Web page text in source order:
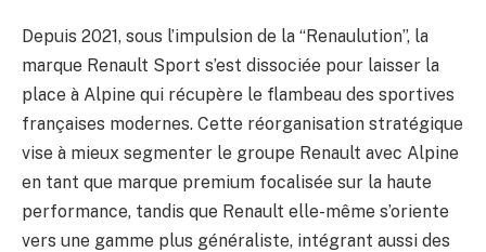
Depuis 2021, sous l’impulsion de la “Renaulution”, la
marque Renault Sport s’est dissociée pour laisser la
place à Alpine qui récupère le flambeau des sportives
françaises modernes. Cette réorganisation stratégique
vise à mieux segmenter le groupe Renault avec Alpine
en tant que marque premium focalisée sur la haute
performance, tandis que Renault elle-même s’oriente
vers une gamme plus généraliste, intégrant aussi des